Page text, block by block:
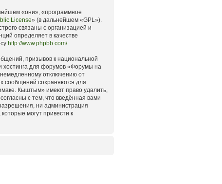
«они», «программное
License» (в дальнейшем «GPL»).
связаны с организацией и
определяет в качестве
http://www.phpbb.com/.
призывов к национальной
хостинга для форумов «Форумы на
отключению от
сообщений сохраняются для
Кыштым» имеют право удалить,
с тем, что введённая вами
ни администрация
могут привести к